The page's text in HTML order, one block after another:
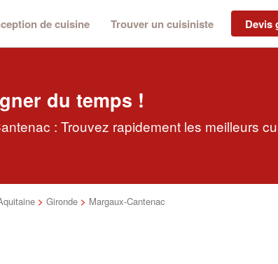
de cuisine Trouver un cuisiniste Devis
du temps !
: Trouvez rapidement les meilleurs
> Gironde > Margaux-Cantenac